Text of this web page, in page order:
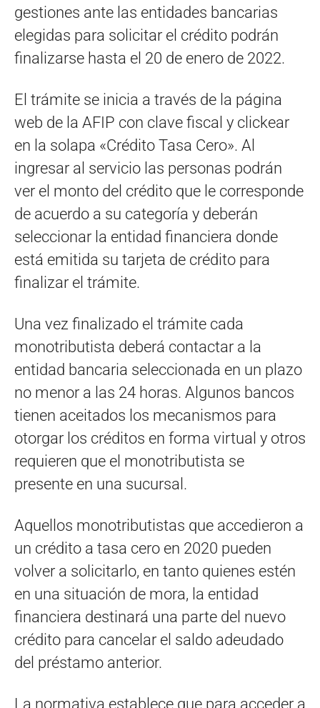
gestiones ante las entidades bancarias
elegidas para solicitar el crédito podrán
finalizarse hasta el 20 de enero de 2022.
El trámite se inicia a través de la página
web de la AFIP con clave fiscal y clickear
en la solapa «Crédito Tasa Cero». Al
ingresar al servicio las personas podrán
ver el monto del crédito que le corresponde
de acuerdo a su categoría y deberán
seleccionar la entidad financiera donde
está emitida su tarjeta de crédito para
finalizar el trámite.
Una vez finalizado el trámite cada
monotributista deberá contactar a la
entidad bancaria seleccionada en un plazo
no menor a las 24 horas. Algunos bancos
tienen aceitados los mecanismos para
otorgar los créditos en forma virtual y otros
requieren que el monotributista se
presente en una sucursal.
Aquellos monotributistas que accedieron a
un crédito a tasa cero en 2020 pueden
volver a solicitarlo, en tanto quienes estén
en una situación de mora, la entidad
financiera destinará una parte del nuevo
crédito para cancelar el saldo adeudado
del préstamo anterior.
La normativa establece que para acceder a